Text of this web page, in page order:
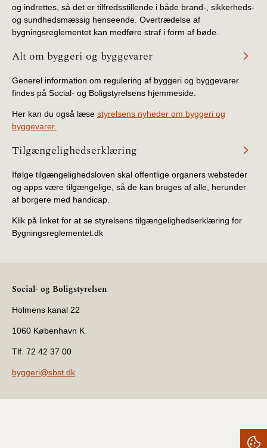
og indrettes, så det er tilfredsstillende i både brand-, sikkerheds-
og sundhedsmæssig henseende. Overtrædelse af
bygningsreglementet kan medføre straf i form af bøde.
Alt om byggeri og byggevarer
Generel information om regulering af byggeri og byggevarer
findes på Social- og Boligstyrelsens hjemmeside.
Her kan du også læse styrelsens nyheder om byggeri og
byggevarer.
Tilgængelighedserklæring
Ifølge tilgængelighedsloven skal offentlige organers websteder
og apps være tilgængelige, så de kan bruges af alle, herunder
af borgere med handicap.
Klik på linket for at se styrelsens tilgængelighedserklæring for
Bygningsreglementet.dk
Social- og Boligstyrelsen
Holmens kanal 22
1060 København K
Tlf. 72 42 37 00
byggeri@sbst.dk